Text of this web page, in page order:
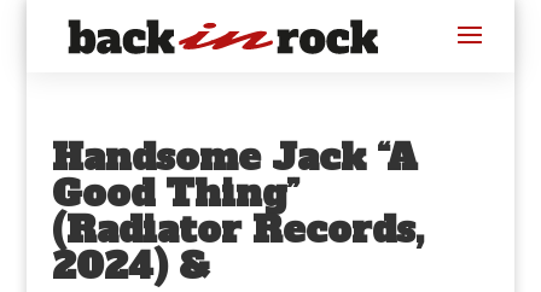
Handsome Jack “A
Good Thing”
(Radiator Records,
2024) &